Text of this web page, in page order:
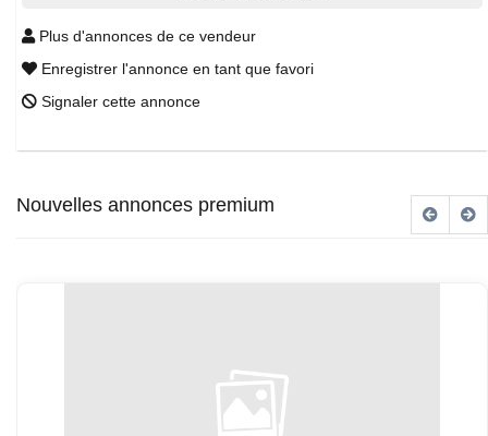
Plus d'annonces de ce vendeur
Enregistrer l'annonce en tant que favori
Signaler cette annonce
Nouvelles annonces premium